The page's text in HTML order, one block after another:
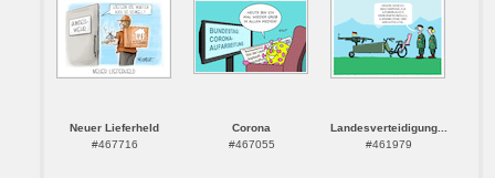
Neuer Lieferheld
#467716
Corona
#467055
Landesverteidigung...
#461979